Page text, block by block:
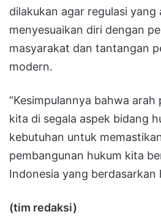
dilakukan agar regulasi yang
menyesuaikan diri dengan
masyarakat dan tantangan
modern.
“Kesimpulannya bahwa arah
kita di segala aspek bidang
kebutuhan untuk
pembangunan hukum kita
Indonesia yang berdasarkan
(tim redaksi)